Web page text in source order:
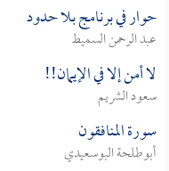
حوار في برنامج بلا حدود
عبد الرحمن السميط
لا أمن إلا في الإيمان!!
سعود الشريم
سورة المنافقون
أبوطلحة البوسعيدي